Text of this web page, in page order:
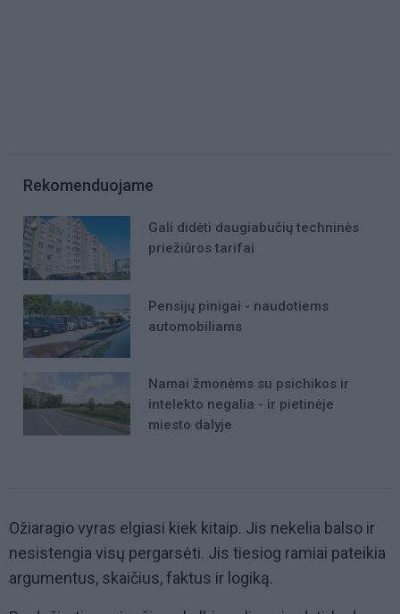
Rekomenduojame
Gali didėti daugiabučių techninės
priežiūros tarifai
Pensijų pinigai - naudotiems
automobiliams
Namai žmonėms su psichikos ir
intelekto negalia - ir pietinėje
miesto dalyje
Ožiaragio vyras elgiasi kiek kitaip. Jis nekelia balso ir
nesistengia visų pergarsėti. Jis tiesiog ramiai pateikia
argumentus, skaičius, faktus ir logiką.